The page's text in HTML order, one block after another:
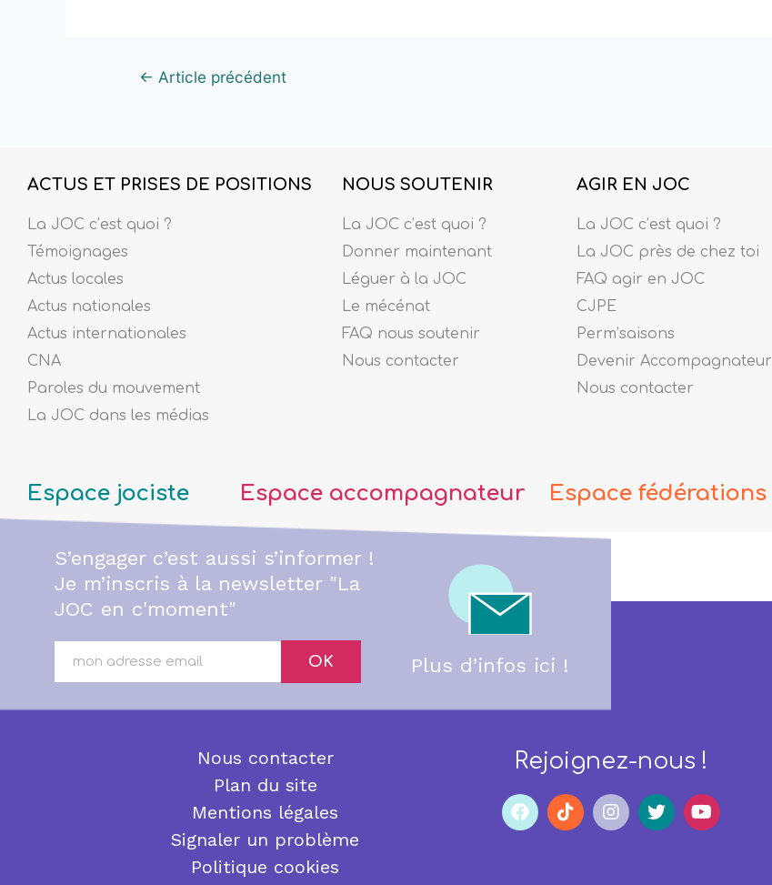
← Article précédent
ACTUS ET PRISES DE POSITIONS
La JOC c’est quoi ?
Témoignages
Actus locales
Actus nationales
Actus internationales
CNA
Paroles du mouvement
La JOC dans les médias
NOUS SOUTENIR
La JOC c’est quoi ?
Donner maintenant
Léguer à la JOC
Le mécénat
FAQ nous soutenir
Nous contacter
AGIR EN JOC
La JOC c’est quoi ?
La JOC près de chez toi
FAQ agir en JOC
CJPE
Perm’saisons
Devenir Accompagnateur
Nous contacter
Espace jociste Espace accompagnateur Espace fédérations
S’engager c’est aussi s’informer !
Je m’inscris à la newsletter "La
JOC en c'moment"
OK Plus d’infos ici !
Nous contacter
Plan du site
Mentions légales
Signaler un problème
Politique cookies
Rejoignez-nous !